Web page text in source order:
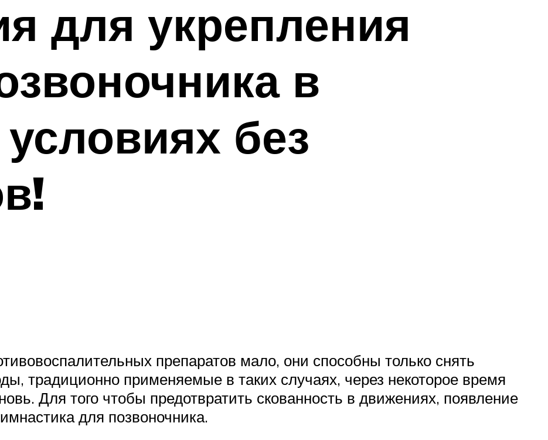
для укрепления
в
без
препаратов мало, они способны только снять
традиционно применяемые в таких случаях, через некоторое время
Для того чтобы предотвратить скованность в движениях, появление
для позвоночника.